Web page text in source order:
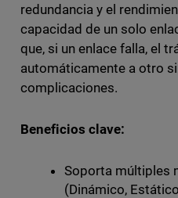
redundancia y el
capacidad de un solo
que, si un enlace falla, el
automáticamente a otro
complicaciones.
Beneficios clave:
Soporta múltiples
(Dinámico,